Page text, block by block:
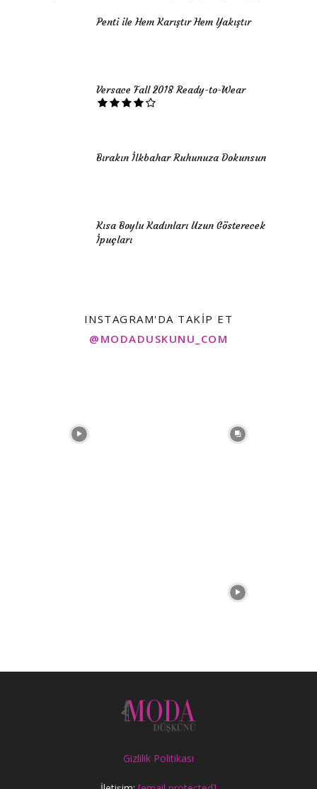
Penti ile Hem Karıştır Hem Yakıştır
Versace Fall 2018 Ready-to-Wear
Bırakın İlkbahar Ruhunuza Dokunsun
Kısa Boylu Kadınları Uzun Gösterecek
İpuçları
INSTAGRAM'DA TAKIP ET
@MODADUSKUNU_COM
Gizlilik Politikası